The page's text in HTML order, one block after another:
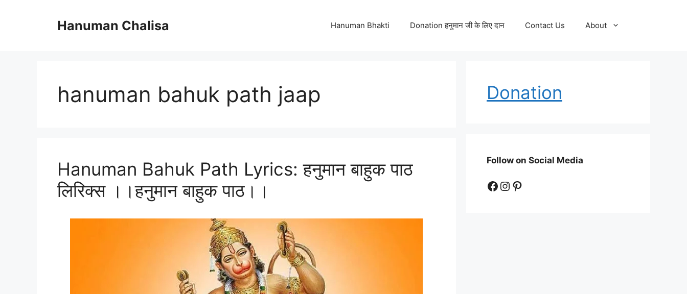
Hanuman Chalisa Hanuman Bhakti Donation हनुमान जी के लिए दान Contact Us About
hanuman bahuk path jaap
Hanuman Bahuk Path Lyrics: हनुमान बाहुक पाठ
लिरिक्स ।।हनुमान बाहुक पाठ।।
Donation
Follow on Social Media
Facebook
Instagram
Pinterest